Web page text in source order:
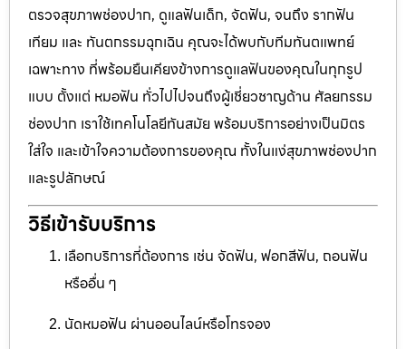
ตรวจสุขภาพช่องปาก, ดูแลฟันเด็ก, จัดฟัน, จนถึง รากฟัน
เทียม และ ทันตกรรมฉุกเฉิน คุณจะได้พบกับทีมทันตแพทย์
เฉพาะทาง ที่พร้อมยืนเคียงข้างการดูแลฟันของคุณในทุกรูป
แบบ ตั้งแต่ หมอฟัน ทั่วไปไปจนถึงผู้เชี่ยวชาญด้าน ศัลยกรรม
ช่องปาก เราใช้เทคโนโลยีทันสมัย พร้อมบริการอย่างเป็นมิตร
ใส่ใจ และเข้าใจความต้องการของคุณ ทั้งในแง่สุขภาพช่องปาก
และรูปลักษณ์
วิธีเข้ารับบริการ
เลือกบริการที่ต้องการ เช่น จัดฟัน, ฟอกสีฟัน, ถอนฟัน
หรืออื่น ๆ
นัดหมอฟัน ผ่านออนไลน์หรือโทรจอง